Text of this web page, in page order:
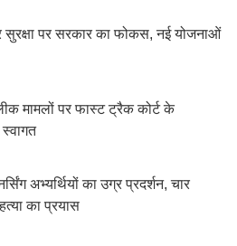
सुरक्षा पर सरकार का फोकस, नई योजनाओं
मामलों पर फास्ट ट्रैक कोर्ट के
अभ्यर्थियों का उग्र प्रदर्शन, चार
का प्रयास